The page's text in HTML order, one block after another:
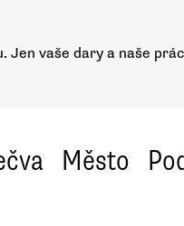
Jen vaše dary a naše
Město